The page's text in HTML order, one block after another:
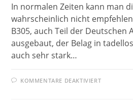
In normalen Zeiten kann man
wahrscheinlich nicht
B305, auch Teil der Deutschen
ausgebaut, der Belag in
auch sehr stark…
KOMMENTARE DEAKTIVIERTFÜR